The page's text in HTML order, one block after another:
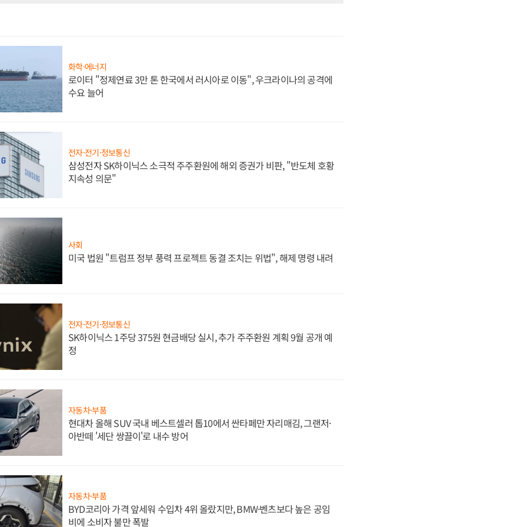
화학·에너지
로이터 "정제연료 3만 톤 한국에서 러시아로 이동", 우크라이나의 공격에
수요 늘어
전자·전기·정보통신
삼성전자 SK하이닉스 소극적 주주환원에 해외 증권가 비판, "반도체 호황
지속성 의문"
사회
미국 법원 "트럼프 정부 풍력 프로젝트 동결 조치는 위법", 해제 명령 내려
전자·전기·정보통신
SK하이닉스 1주당 375원 현금배당 실시, 추가 주주환원 계획 9월 공개 예
정
자동차·부품
현대차 올해 SUV 국내 베스트셀러 톱10에서 싼타페만 자리매김, 그랜저·
아반떼 '세단 쌍끌이'로 내수 방어
자동차·부품
BYD코리아 가격 앞세워 수입차 4위 올랐지만, BMW·벤츠보다 높은 공임
비에 소비자 불만 폭발